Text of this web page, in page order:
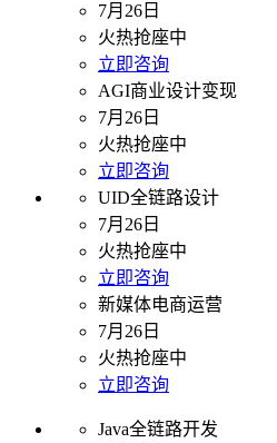
7月26日
火热抢座中
立即咨询
AGI商业设计变现
7月26日
火热抢座中
立即咨询
UID全链路设计
7月26日
火热抢座中
立即咨询
新媒体电商运营
7月26日
火热抢座中
立即咨询
Java全链路开发